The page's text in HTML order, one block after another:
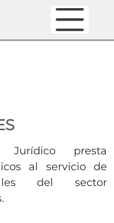
Jurídico presta
al servicio de
del sector